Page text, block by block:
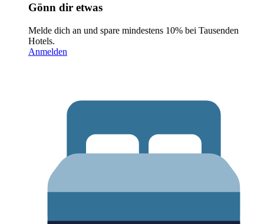
Gönn dir etwas
Melde dich an und spare mindestens 10% bei Tausenden
Hotels.
Anmelden